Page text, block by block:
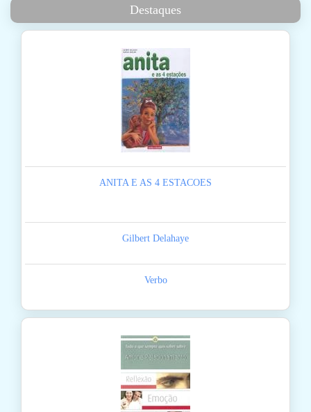
Destaques
ANITA E AS 4 ESTACOES
Gilbert Delahaye
Verbo